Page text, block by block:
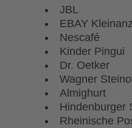
JBL
EBAY
Nescafé
Kinder Pingui
Dr. Oetker
Wagner
Almighurt
Hindenburger
Rheinische